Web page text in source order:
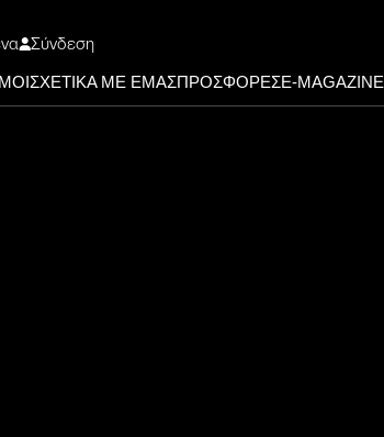
Σύνδεση
ΣΧΕΤΙΚΑ ΜΕ ΕΜΑΣΠΡΟΣΦΟΡΕΣΕ-ΜΑGAZINE